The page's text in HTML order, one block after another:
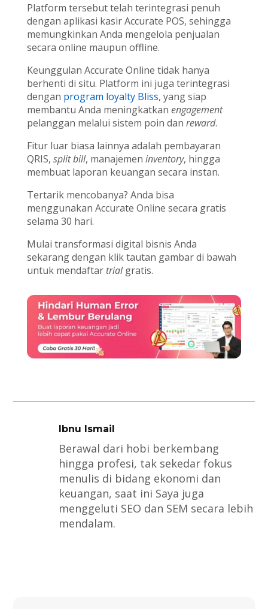
Platform tersebut telah terintegrasi penuh
dengan aplikasi kasir Accurate POS, sehingga
memungkinkan Anda mengelola penjualan
secara online maupun offline.
Keunggulan Accurate Online tidak hanya
berhenti di situ. Platform ini juga terintegrasi
dengan program loyalty Bliss, yang siap
membantu Anda meningkatkan engagement
pelanggan melalui sistem poin dan reward.
Fitur luar biasa lainnya adalah pembayaran
QRIS, split bill, manajemen inventory, hingga
membuat laporan keuangan secara instan.
Tertarik mencobanya? Anda bisa
menggunakan Accurate Online secara gratis
selama 30 hari.
Mulai transformasi digital bisnis Anda
sekarang dengan klik tautan gambar di bawah
untuk mendaftar trialgratis.
Ibnu Ismail
Berawal dari hobi berkembang
hingga profesi, tak sekedar fokus
menulis di bidang ekonomi dan
keuangan, saat ini Saya juga
menggeluti SEO dan SEM secara lebih
mendalam.